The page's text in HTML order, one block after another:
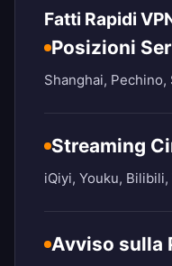
Fatti Rapidi
Posizioni
Shanghai,
Streaming
iQiyi, Youku,
Avviso sulla